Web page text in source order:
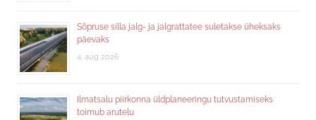
Sõpruse silla jalg- ja jalgrattatee suletakse üheksaks
päevaks
4. aug 2026
Ilmatsalu piirkonna üldplaneeringu tutvustamiseks
toimub arutelu